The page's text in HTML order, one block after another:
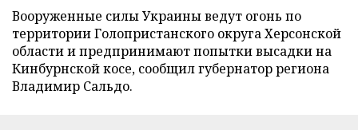
Вооруженные силы Украины ведут огонь по
территории Голопристанского округа Херсонской
области и предпринимают попытки высадки на
Кинбурнской косе, сообщил губернатор региона
Владимир Сальдо.